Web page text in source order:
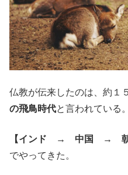
仏教が伝来したのは、約１
の飛鳥時代と言われている。
【インド → 中国 →
でやってきた。